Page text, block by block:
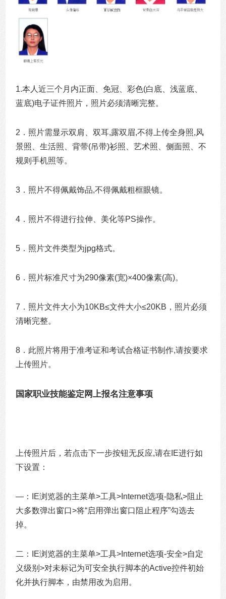
1.本人近三个月内正面、免冠、彩色(白底、浅蓝底、
蓝底)电子证件照片，照片必须清晰完整。
2．照片需显示双肩、双耳,露双眉,不得上传全身照,风
景照、生活照、背带(吊带)衫照、艺术照、侧面照、不
规则手机照等。
3．照片不得佩戴饰品,不得佩戴粗框眼镜。
4．照片不得进行拉伸、美化等PS操作。
5．照片文件类型为jpg格式。
6．照片标准尺寸为290像素(宽)×400像素(高)。
7．照片文件大小为10KB≤文件大小≤20KB，照片必须
清晰完整。
8．此照片将用于准考证和考试合格证书制作,请按要求
上传照片。
国家职业技能鉴定网上报名注意事项
上传照片后，若点击下一步按钮无反应,请在IE进行如
下设置：
—：IE浏览器的主菜单>工具>Internet选项-隐私>阻止
大多数弹出窗口>将“启用弹出窗口阻止程序”勾选去
掉。
二：IE浏览器的主菜单>工具>Internet选项-安全>自定
义级别>对未标记为可安全执行脚本的Active控件初始
化并执行脚本，由禁用改为启用。